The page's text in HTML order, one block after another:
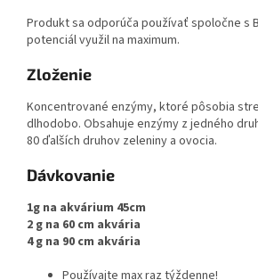
Produkt sa odporúča používať spoločne s
potenciál využil na maximum.
Zloženie
Koncentrované enzýmy, ktoré pôsobia
dlhodobo. Obsahuje enzýmy z jedného
80 ďalších druhov zeleniny a ovocia.
Dávkovanie
1g na akvárium 45cm
2 g na 60 cm akvária
4 g na 90 cm akvária
Používajte max raz týždenne!